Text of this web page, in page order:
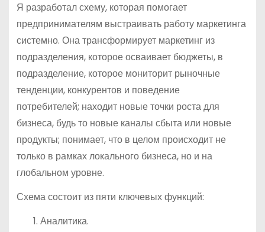
Я разработал схему, которая помогает
предпринимателям выстраивать работу маркетинга
системно. Она трансформирует маркетинг из
подразделения, которое осваивает бюджеты, в
подразделение, которое мониторит рыночные
тенденции, конкурентов и поведение
потребителей; находит новые точки роста для
бизнеса, будь то новые каналы сбыта или новые
продукты; понимает, что в целом происходит не
только в рамках локального бизнеса, но и на
глобальном уровне.
Схема состоит из пяти ключевых функций:
Аналитика.